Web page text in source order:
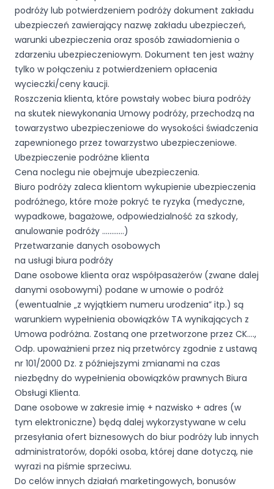
podróży lub potwierdzeniem podróży dokument zakładu
ubezpieczeń zawierający nazwę zakładu ubezpieczeń,
warunki ubezpieczenia oraz sposób zawiadomienia o
zdarzeniu ubezpieczeniowym. Dokument ten jest ważny
tylko w połączeniu z potwierdzeniem opłacenia
wycieczki/ceny kaucji.
Roszczenia klienta, które powstały wobec biura podróży
na skutek niewykonania Umowy podróży, przechodzą na
towarzystwo ubezpieczeniowe do wysokości świadczenia
zapewnionego przez towarzystwo ubezpieczeniowe.
Ubezpieczenie podróżne klienta
Cena noclegu nie obejmuje ubezpieczenia.
Biuro podróży zaleca klientom wykupienie ubezpieczenia
podróżnego, które może pokryć te ryzyka (medyczne,
wypadkowe, bagażowe, odpowiedzialność za szkody,
anulowanie podróży …………)
Przetwarzanie danych osobowych
na usługi biura podróży
Dane osobowe klienta oraz współpasażerów (zwane dalej
danymi osobowymi) podane w umowie o podróż
(ewentualnie „z wyjątkiem numeru urodzenia” itp.) są
warunkiem wypełnienia obowiązków TA wynikających z
Umowa podróżna. Zostaną one przetworzone przez CK….,
Odp. upoważnieni przez nią przetwórcy zgodnie z ustawą
nr 101/2000 Dz. z późniejszymi zmianami na czas
niezbędny do wypełnienia obowiązków prawnych Biura
Obsługi Klienta.
Dane osobowe w zakresie imię + nazwisko + adres (w
tym elektroniczne) będą dalej wykorzystywane w celu
przesyłania ofert biznesowych do biur podróży lub innych
administratorów, dopóki osoba, której dane dotyczą, nie
wyrazi na piśmie sprzeciwu.
Do celów innych działań marketingowych, bonusów